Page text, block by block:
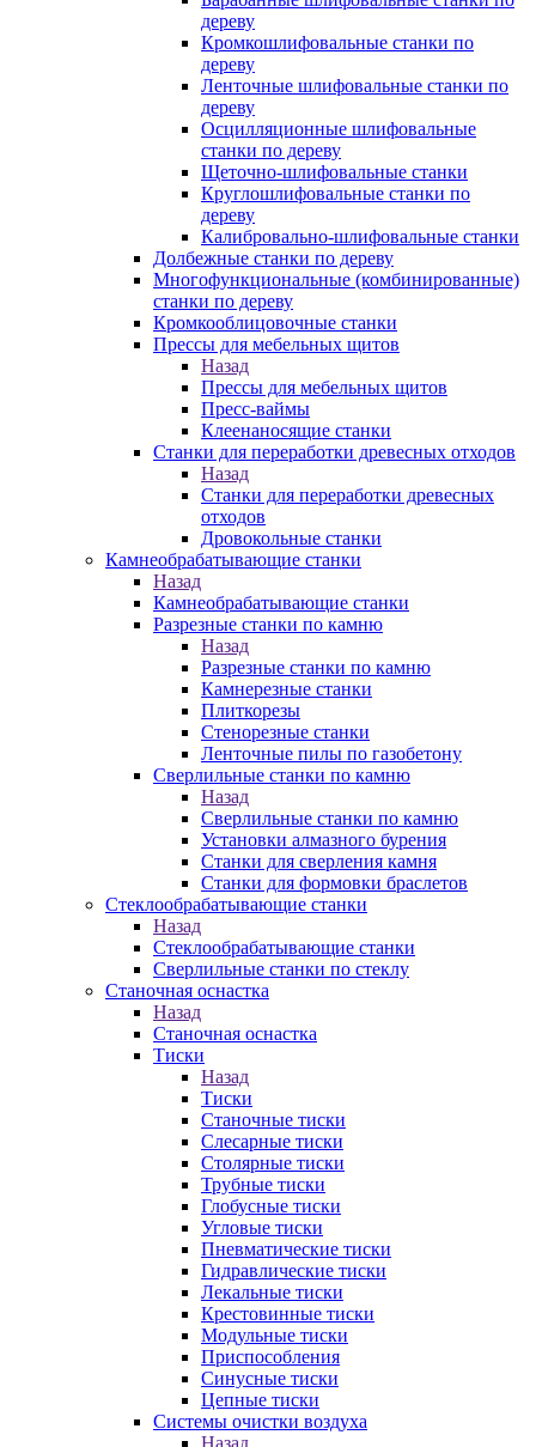
дереву
Кромкошлифовальные станки по
дереву
Ленточные шлифовальные станки по
дереву
Осцилляционные шлифовальные
станки по дереву
Щеточно-шлифовальные станки
Круглошлифовальные станки по
дереву
Калибровально-шлифовальные станки
Долбежные станки по дереву
Многофункциональные (комбинированные)
станки по дереву
Кромкооблицовочные станки
Прессы для мебельных щитов
Назад
Прессы для мебельных щитов
Пресс-ваймы
Клеенаносящие станки
Станки для переработки древесных отходов
Назад
Станки для переработки древесных
отходов
Дровокольные станки
Камнеобрабатывающие станки
Назад
Камнеобрабатывающие станки
Разрезные станки по камню
Назад
Разрезные станки по камню
Камнерезные станки
Плиткорезы
Стенорезные станки
Ленточные пилы по газобетону
Сверлильные станки по камню
Назад
Сверлильные станки по камню
Установки алмазного бурения
Станки для сверления камня
Станки для формовки браслетов
Стеклообрабатывающие станки
Назад
Стеклообрабатывающие станки
Сверлильные станки по стеклу
Станочная оснастка
Назад
Станочная оснастка
Тиски
Назад
Тиски
Станочные тиски
Слесарные тиски
Столярные тиски
Трубные тиски
Глобусные тиски
Угловые тиски
Пневматические тиски
Гидравлические тиски
Лекальные тиски
Крестовинные тиски
Модульные тиски
Приспособления
Синусные тиски
Цепные тиски
Системы очистки воздуха
Назад